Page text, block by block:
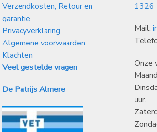
Verzendkosten, Retour en
garantie
Privacyverklaring
Algemene voorwaarden
Klachten
Veel gestelde vragen
De Patrijs Almere
1326
Mail:
Onze
uur.